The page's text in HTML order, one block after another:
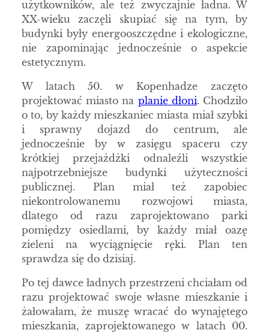
użytkowników, ale też zwyczajnie ładna. W
XX-wieku zaczęli skupiać się na tym, by
budynki były energooszczędne i ekologiczne,
nie zapominając jednocześnie o aspekcie
estetycznym.
W latach 50. w Kopenhadze zaczęto
projektować miasto na planie dłoni. Chodziło
o to, by każdy mieszkaniec miasta miał szybki
i sprawny dojazd do centrum, ale
jednocześnie by w zasięgu spaceru czy
krótkiej przejażdżki odnaleźli wszystkie
najpotrzebniejsze budynki użyteczności
publicznej. Plan miał też zapobiec
niekontrolowanemu rozwojowi miasta,
dlatego od razu zaprojektowano parki
pomiędzy osiedlami, by każdy miał oazę
zieleni na wyciągnięcie ręki. Plan ten
sprawdza się do dzisiaj.
Po tej dawce ładnych przestrzeni chciałam od
razu projektować swoje własne mieszkanie i
żałowałam, że muszę wracać do wynajętego
mieszkania, zaprojektowanego w latach 00.